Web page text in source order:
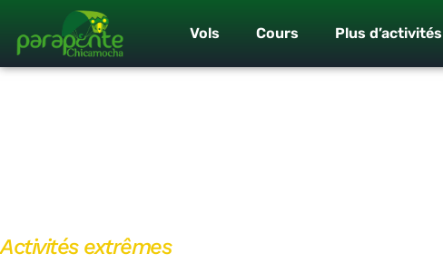
Vols Cours Plus d’activités
Activités extrêmes